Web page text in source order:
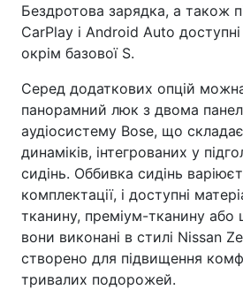
Бездротова зарядка, а також
CarPlay і Android Auto доступні
окрім базової S.
Серед додаткових опцій
панорамний люк з двома
аудіосистему Bose, що
динаміків, інтегрованих у
сидінь. Оббивка сидінь
комплектації, і доступні
тканину, преміум-тканину або
вони виконані в стилі Nissan
створено для підвищення
тривалих подорожей.